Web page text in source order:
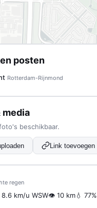
posten
Rotterdam-Rijnmond
media
beschikbaar.
Link toevoegen
regen
8.6 km/u WSW👁 10 km💧 77%